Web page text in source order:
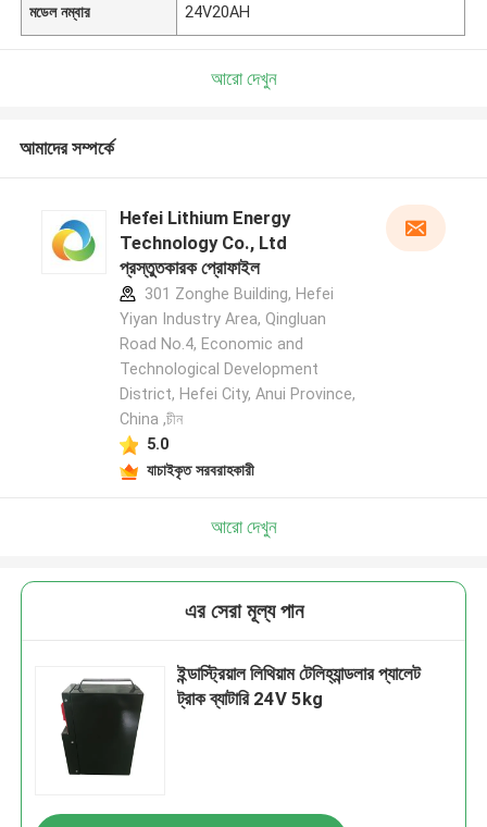
মডেল নম্বার 24V20AH
আরো দেখুন
আমাদের সম্পর্কে
Hefei Lithium Energy
Technology Co., Ltd
প্রস্তুতকারক প্রোফাইল
301 Zonghe Building, Hefei
Yiyan Industry Area, Qingluan
Road No.4, Economic and
Technological Development
District, Hefei City, Anui Province,
China ,চীন
5.0
যাচাইকৃত সরবরাহকারী
আরো দেখুন
এর সেরা মূল্য পান
ইন্ডাস্ট্রিয়াল লিথিয়াম টেলিহ্যান্ডলার প্যালেট
ট্রাক ব্যাটারি 24V 5kg